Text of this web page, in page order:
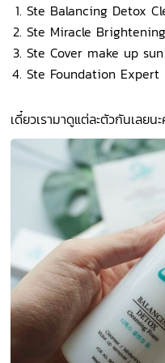
Ste Balancing Detox
Ste Miracle
Ste Cover make up
Ste Foundation Expert
เดี๋ยวเรามาดูแต่ละตัวกันเลยนะ